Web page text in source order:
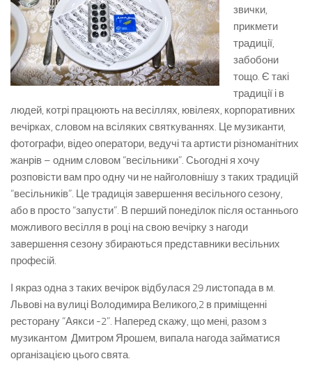
звички,
прикмети
традиції,
забобони
тощо. Є такі
традиції і в
людей, котрі працюють на весіллях, ювілеях, корпоративних
вечірках, словом на всіляких святкуваннях. Це музиканти,
фотографи, відео оператори, ведучі та артисти різноманітних
жанрів – одним словом “весільники”. Сьогодні я хочу
розповісти вам про одну чи не найголовнішу з таких традицій
“весільників”. Це традиція завершення весільного сезону,
або в просто “запусти”. В перший понеділок після останнього
можливого весілля в році на свою вечірку з нагоди
завершення сезону збираються представники весільних
професій.
І якраз одна з таких вечірок відбулася 29 листопада в м.
Львові на вулиці Володимира Великого,2 в приміщенні
ресторану “Аякси -2”. Наперед скажу, що мені, разом з
музикантом Дмитром Ярошем, випала нагода займатися
організацією цього свята.